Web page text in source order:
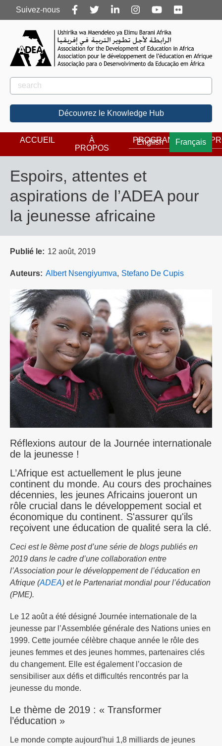
Follow
us
Suivez-nous
Rechercher
Rechercher
Découvrez le Knowledge Hub
English Français
ACCUEIL
À
PROPOS
PROGRAMMES
Espoirs, attentes et
aspirations de l’ADEA pour
la jeunesse africaine
Publié le 12 août, 2019
Auteurs Albert Nsengiyumva Stefano De Cupis
Réflexions autour de la Journée internationale
de la jeunesse !
L’Afrique est actuellement le plus jeune
continent du monde. Au cours des prochaines
décennies, les jeunes Africains joueront un
rôle crucial dans le développement social et
économique du continent. S'assurer qu'ils
reçoivent une éducation de qualité sera la clé.
Ceci est le 8ème post d’une série de blogs publiés en
2019 dans le cadre d’une collaboration entre
l’Association pour le développement de l’éducation en
Afrique (ADEA) et le Partenariat mondial pour l’éducation
(PME).
Le 12 août a été désigné Journée internationale de la
jeunesse par l’Assemblée générale des Nations unies en
1999. Cette journée célèbre chaque année le rôle des
jeunes femmes et des jeunes hommes, partenaires clés
du changement. Elle est également l’occasion de
sensibiliser aux défis et difficultés rencontrés par la
jeunesse du monde.
Le thème de 2019 : « Transformer
l’éducation »
Le monde compte aujourd'hui 1,8 milliards de jeunes